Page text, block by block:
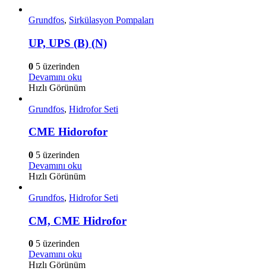
Grundfos, Sirkülasyon Pompaları
UP, UPS (B) (N)
0 5 üzerinden
Devamını oku
Hızlı Görünüm
Grundfos, Hidrofor Seti
CME Hidorofor
0 5 üzerinden
Devamını oku
Hızlı Görünüm
Grundfos, Hidrofor Seti
CM, CME Hidrofor
0 5 üzerinden
Devamını oku
Hızlı Görünüm